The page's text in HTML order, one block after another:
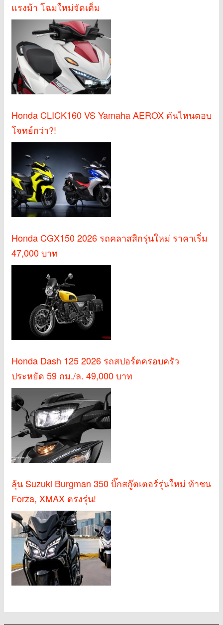
แรงม้า โฉมใหม่จัดเต็ม
Honda CLICK160 VS Yamaha AEROX คันไหนตอบ
โจทย์กว่า?!
Honda CGX150 2026 รถคลาสสิกรุ่นใหม่ ราคาเริ่ม
47,000 บาท
Honda Dash 125 2026 รถสปอร์ตครอบครัว
ประหยัด 59 กม./ล. 49,000 บาท
ลุ้น Suzuki Burgman 350 บิ๊กสกู๊ตเตอร์รุ่นใหม่ ท้าชน
Forza, XMAX ตรงรุ่น!